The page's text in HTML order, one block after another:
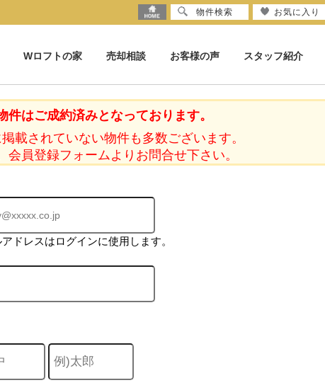
Wロフトの家 売却相談 お客様の声 スタッフ紹介
件はご成約済みとなっております。
載されていない物件も多数ございます。
会員登録フォームよりお問合せ下さい。
ドレスはログインに使用します。
物件検索 お気に入り